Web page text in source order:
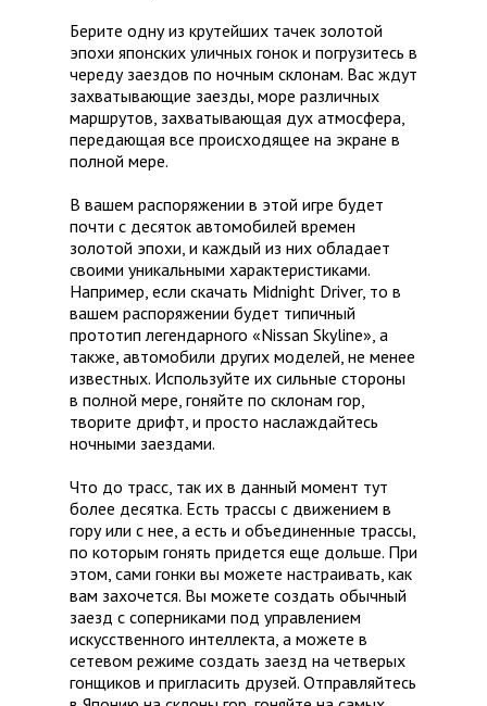
Берите одну из крутейших тачек золотой
эпохи японских уличных гонок и погрузитесь в
череду заездов по ночным склонам. Вас ждут
захватывающие заезды, море различных
маршрутов, захватывающая дух атмосфера,
передающая все происходящее на экране в
полной мере.
В вашем распоряжении в этой игре будет
почти с десяток автомобилей времен
золотой эпохи, и каждый из них обладает
своими уникальными характеристиками.
Например, если скачать Midnight Driver, то в
вашем распоряжении будет типичный
прототип легендарного «Nissan Skyline», а
также, автомобили других моделей, не менее
известных. Используйте их сильные стороны
в полной мере, гоняйте по склонам гор,
творите дрифт, и просто наслаждайтесь
ночными заездами.
Что до трасс, так их в данный момент тут
более десятка. Есть трассы с движением в
гору или с нее, а есть и объединенные трассы,
по которым гонять придется еще дольше. При
этом, сами гонки вы можете настраивать, как
вам захочется. Вы можете создать обычный
заезд с соперниками под управлением
искусственного интеллекта, а можете в
сетевом режиме создать заезд на четверых
гонщиков и пригласить друзей. Отправляйтесь